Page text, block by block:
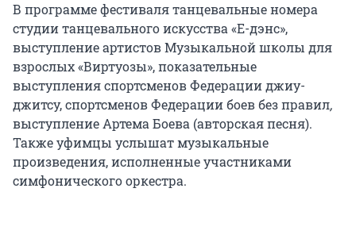
В программе фестиваля танцевальные номера
студии танцевального искусства «Е-дэнс»,
выступление артистов Музыкальной школы для
взрослых «Виртуозы», показательные
выступления спортсменов Федерации джиу-
джитсу, спортсменов Федерации боев без правил,
выступление Артема Боева (авторская песня).
Также уфимцы услышат музыкальные
произведения, исполненные участниками
симфонического оркестра.